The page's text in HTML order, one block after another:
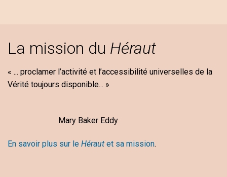
La mission du Héraut
« ... proclamer l’activité et l’accessibilité universelles de la
Vérité toujours disponible... »
Mary Baker Eddy
En savoir plus sur le Héraut et sa mission.